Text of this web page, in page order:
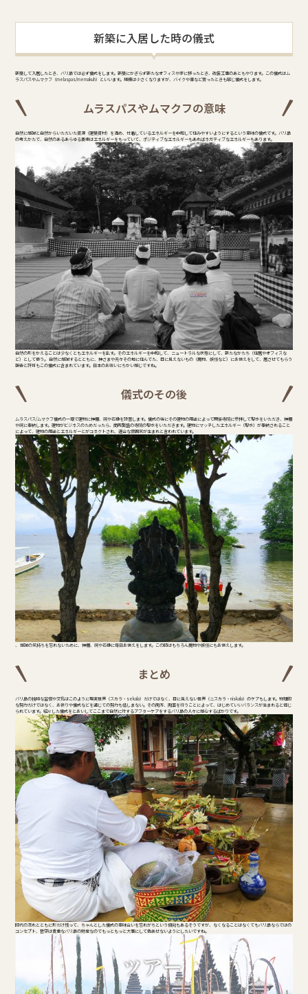
新築に入居した時の儀式
新築して入居したとき、バリ島では必ず儀式をします。新築にかぎらず新たなオフィスや家に移ったとき、改装工事のあともやります。この儀式はム
ラスパスやムマクフ（melaspas/memakuh）といいます。規模は小さくなりますが、バイクや車など買ったときも同じ儀式をします。
ムラスパスやムマクフの意味
自然に感謝と自然からいただいた資源（建築資材）を清め、付着しているエネルギーを中和して住みやすいようにするという意味の儀式です。バリ島
の考えかたで、自然のあるあらゆる要素はエネルギーをもっていて、ポジティブなエネルギーもあればネガティブなエネルギーもあります。
自然の形をかえることは少なくともエネルギーを乱す。そのエネルギーを中和して、ニュートラルな状態にして、新たなかたち（住居やオフィスな
ど）として使う。 自然に感謝するとともに、神さまや元々その地に住んでた、目に見えないもの（魔物、妖怪など）にお供えをして、居させてもらう
報告と許可もこの儀式に含まれています。日本のお祓いにちかい感じですね。
儀式のその後
ムラスパス/ムマクフ儀式の一環で建物に神棚、祠や石像を設置します。儀式の後にその建物の用途によって関係寺院に参拝して聖水をいただき、神棚
や祠に奉納します。建物がビジネスのためだったら、商売繁盛の寺院の聖水をいただきます。建物にマッチしたエネルギー（聖水）が奉納されること
によって、建物の用途とエネルギーとがコネクトされ、適合な雰囲気が生まれと言われています。
、 感謝の気持ちを忘れないために、神棚、祠や石像に毎日お供えをします。この時はもちろん魔物や妖怪にもお供えします。
まとめ
バリ島の独特な習慣や文化はこのように現実世界（スカラ・sekala）だけではなく、目に見えない世界（ニスカラ・niskala）のケアもします。物理的
な努力だけではなく、お祈りや儀式などを通じての努力も惜しまない。その両方、両面を行うことによって、はじめていいバランスが生まれると信じ
られています。紹介した儀式をとおいしてここまで自然に対するアフターケアをするバリ島の人々に感心するばかりです。
時代の流れとともに形だけ残って、ちゃんとした儀式の意味合いを忘れがちという傾向もあるそうですが、なくなることはなくてもバリ島ならではの
コンセプト、哲学は貴重なバリ島の財産なのでもっともっと大事にして色あせないようにしたいですね。